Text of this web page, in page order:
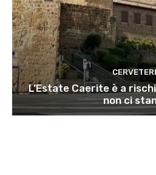
CERVETERI
L’Estate Caerite è a
non ci